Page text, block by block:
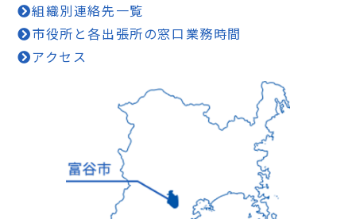
組織別連絡先一覧
市役所と各出張所の窓口業務時間
アクセス